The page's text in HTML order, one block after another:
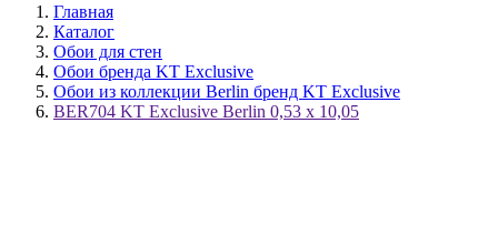
Главная
Каталог
Обои для стен
Обои бренда KT Exclusive
Обои из коллекции Berlin бренд KT Exclusive
BER704 KT Exclusive Berlin 0,53 x 10,05